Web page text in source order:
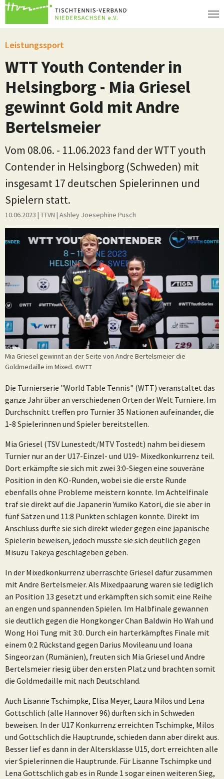
Zum Hauptinhalt springen
Leistungssport
WTT Youth Contender in
Helsingborg - Mia Griesel
gewinnt Gold mit Andre
Bertelsmeier
Vom 08.06. - 11.06.2023 fand der WTT youth
Contender in Helsingborg (Schweden) mit
insgesamt 17 deutschen Spielerinnen und
Spielern statt.
10.06.2023 | TTVN | Ashley Joesephine Pusch
Mia Griesel gewinnt an der Seite von Andre Bertelsmeier die
Goldmedaille im Mixed. ©WTT
Die Turnierserie "World Table Tennis" (WTT) veranstaltet das
ganze Jahr über an verschiedenen Orten der Welt Turniere. Im
Durchschnitt treffen pro Turnier 35 Nationen aufeinander, die
1-8 Spielerinnen und Spieler bereitstellen.
Mia Griesel (TSV Lunestedt/MTV Tostedt) nahm bei diesem
Turnier nur an der U17-Einzel- und U19- Mixedkonkurrenz teil.
Dort erkämpfte sie sich mit zwei 3:0-Siegen eine souveräne
Position in den KO-Runden, wobei sie die erste Runde
ebenfalls ohne Probleme meistern konnte. Im Achtelfinale
traf sie direkt auf die Japanerin Yumiko Katori, die sie aber in
fünf Sätzen und 11:8 Punkten schlagen konnte. Direkt im
Anschluss durfte sie sich direkt wieder gegen eine japanische
Spielerin beweisen, jedoch musste sie sich deutlich gegen
Misuzu Takeya geschlageben geben.
In der Mixedkonkurrenz überraschte Griesel dafür zusammen
mit Andre Bertelsmeier. Als Mixedpaarung waren sie lediglich
an Position 13 gesetzt und erkämpften sich somit eine Reihe
an engen und spannenden Spielen. Im Halbfinale gewannen
sie deutlich gegen die Hongkonger Chan Baldwin Ho Wah und
Wong Hoi Tung mit 3:0. Durch ein harterkämpftes Finale mit
einem 0:2 Rückstand gegen Darius Movileanu und Ioana
Singeorzan (Rumänien), freuten sich Mia Griesel und Andre
Bertelsmeier riesig über den ersten Platz und brachten somit
die Goldmedaille mit nach Deutschland.
Auch Lisanne Tschimpke, Elisa Meyer, Laura Milos und Lena
Gottschlich (alle Hannover 96) durften sich in Schweden
beweisen. In der U17 Konkurrenz erreichten Tschimpke, Milos
und Gottschlich die Hauptrunde, schieden dann aber direkt aus.
Besser lief es dann in der Altersklasse U15, dort erreichten alle
vier Spielerinnen die Hauptrunde. Für Lisanne Tschimpke und
Lena Gottschlich gab es in Runde 1 sogar einen weiteren Sieg,